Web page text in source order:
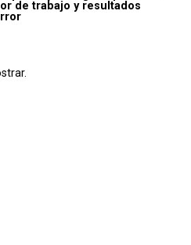
de trabajo y resultados